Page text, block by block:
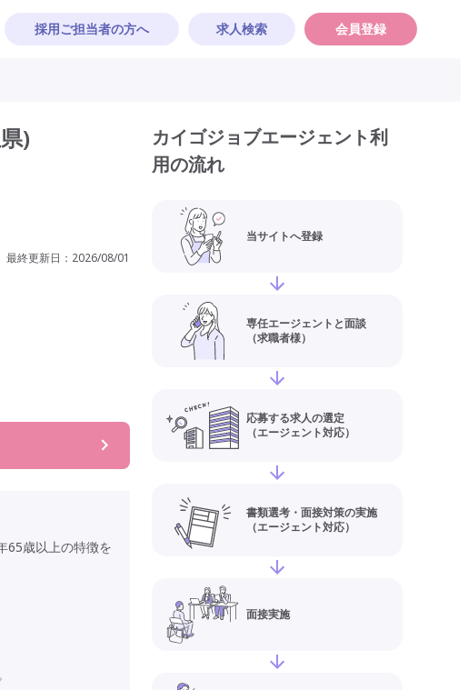
採用ご担当者の方へ 求人検索 会員登録
)
最終更新日： 2026/08/01
65歳以上の特徴を
カイゴジョブエージェント利
用の流れ
当サイトへ登録
専任エージェントと面談
（求職者様）
応募する求人の選定
（エージェント対応）
書類選考・面接対策の実施
（エージェント対応）
面接実施